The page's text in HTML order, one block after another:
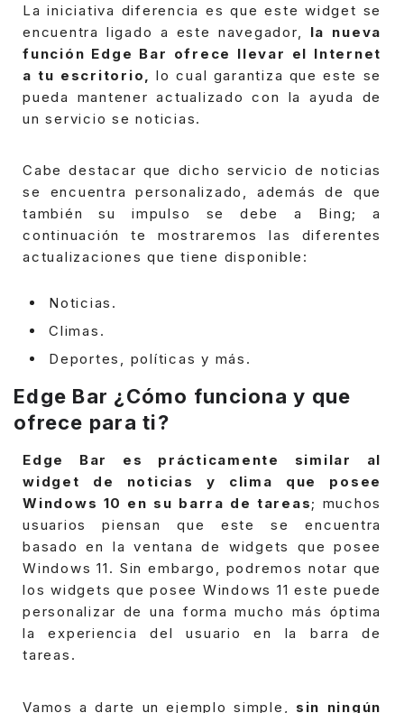
La iniciativa diferencia es que este widget se
encuentra ligado a este navegador, la nueva
función Edge Bar ofrece llevar el Internet
a tu escritorio,
lo cual garantiza que este se
pueda mantener actualizado con la ayuda de
un servicio se noticias.
Cabe destacar que dicho servicio de noticias
se encuentra personalizado, además de que
también su impulso se debe a Bing; a
continuación te mostraremos las diferentes
actualizaciones que tiene disponible:
Noticias.
Climas.
Deportes, políticas y más.
Edge Bar ¿Cómo funciona y que
ofrece para ti?
Edge Bar es prácticamente similar al
widget de noticias y clima que posee
Windows 10 en su barra de tareas; muchos
usuarios piensan que este se encuentra
basado en la ventana de widgets que posee
Windows 11. Sin embargo, podremos notar que
los widgets que posee Windows 11 este puede
personalizar de una forma mucho más óptima
la experiencia del usuario en la barra de
tareas.
Vamos a darte un ejemplo simple, sin ningún